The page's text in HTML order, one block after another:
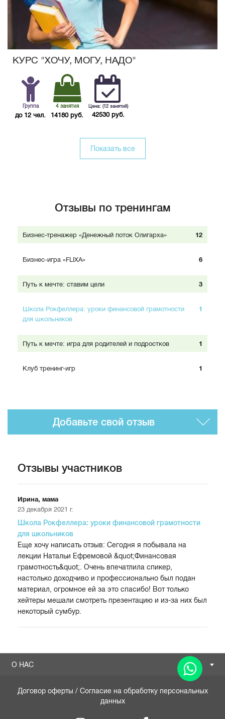
КУРС "ХОЧУ, МОГУ, НАДО"
Группа
до 12 чел.
4 занятия
14180 руб.
Цена: (12 занятий)
42530 руб.
Показать все
Отзывы по тренингам
Бизнес-тренажер «Денежный поток Олигарха» 12
Бизнес-игра «FLIXA» 6
Путь к мечте: ставим цели 3
Школа Рокфеллера: уроки финансовой грамотности
для школьников
1
Путь к мечте: игра для родителей и подростков 1
Клуб тренинг-игр 1
Добавьте свой отзыв
Отзывы участников
Ирина, мама
23 декабря 2021 г.
Школа Рокфеллера: уроки финансовой грамотности
для школьников
Еще хочу написать отзыв: Сегодня я побывала на
лекции Натальи Ефремовой &quot;Финансовая
грамотность&quot;. Очень впечатлила спикер,
настолько доходчиво и профессионально был подан
материал, огромное ей за это спасибо! Вот только
хейтеры мешали смотреть презентацию и из-за них был
некоторый сумбур.
О НАС
Договор оферты / Согласие на обработку персональных
данных